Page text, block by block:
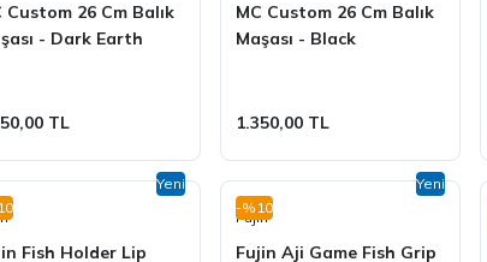
Custom 26 Cm Balık
- Dark Earth
TL
MC Custom 26 Cm Balık
Maşası - Black
1.350,00 TL
Yeni
Fish Holder Lip
-%10
Yeni
Fujin
Fujin Aji Game Fish Grip